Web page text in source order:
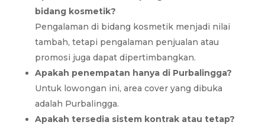
bidang kosmetik?
Pengalaman di bidang kosmetik menjadi nilai
tambah, tetapi pengalaman penjualan atau
promosi juga dapat dipertimbangkan.
Apakah penempatan hanya di Purbalingga?
Untuk lowongan ini, area cover yang dibuka
adalah Purbalingga.
Apakah tersedia sistem kontrak atau tetap?